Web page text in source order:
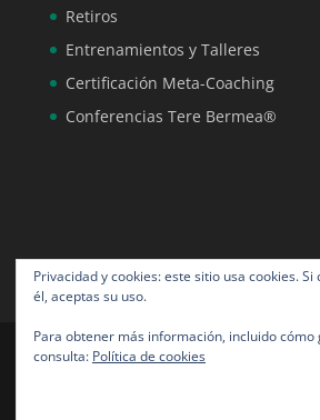
Retiros
Entrenamientos y Talleres
Certificación Meta-Coaching
Conferencias Tere Bermea®
Tere Bermea® todos los
Diseño por NeoAngora
Privacidad y cookies: este sitio usa cookies.
él, aceptas su uso.
Para obtener más información, incluido cómo
consulta: Política de cookies